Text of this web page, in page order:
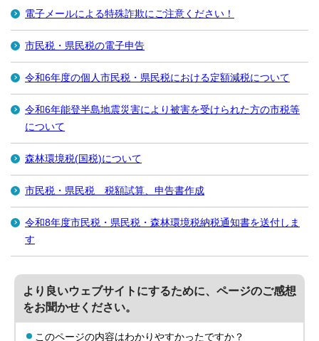
電子メールによる特殊詐欺にご注意ください！
市民税・県民税の電子申告
令和6年度の個人市民税・県民税における定額減税について
令和6年能登半島地震災害により被害を受けられた方の市税等
について
森林環境税(国税)について
市民税・県民税 税額試算、申告書作成
令和8年度市民税・県民税・森林環境税納税通知書を送付しま
す
より良いウェブサイトにするために、ページのご感想
をお聞かせください。
このページの内容はわかりやすかったですか？